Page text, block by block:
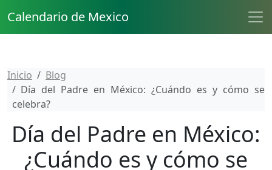
Calendario de Mexico
Inicio
Blog
Día del Padre en México: ¿Cuándo es y cómo se
celebra?
Día del Padre en México:
¿Cuándo es y cómo se